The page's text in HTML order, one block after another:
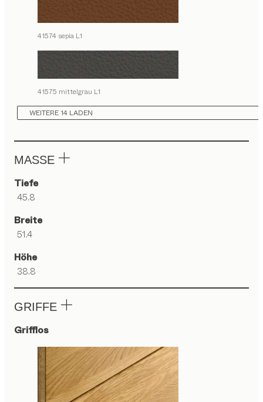
41574 sepia L1
41575 mittelgrau L1
WEITERE 14 LADEN
MASSE
Tiefe
45.8
Breite
51.4
Höhe
38.8
GRIFFE
Grifflos